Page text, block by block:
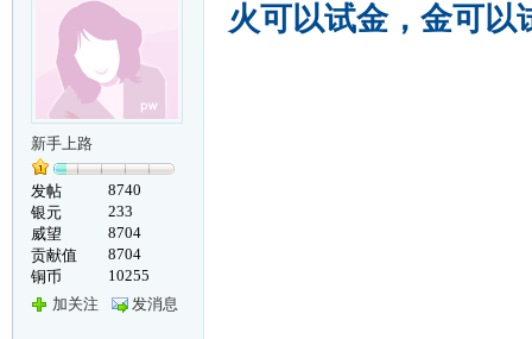
新手上路
发帖
8740
银元
233
威望
8704
贡献值
8704
铜币
10255
加关注
发消息
火可以试金，金可以